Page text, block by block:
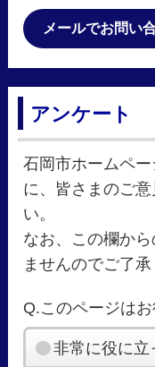
メールでお問い
アンケート
石岡市ホームペ
に、皆さまのご
い。
なお、この欄か
ませんのでご了承
Q.このページは
非常に役に立